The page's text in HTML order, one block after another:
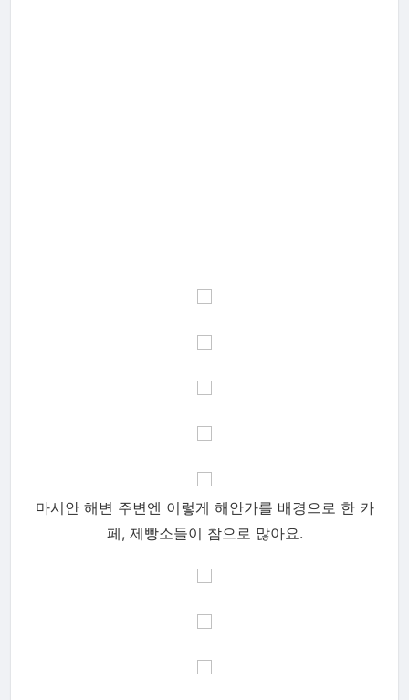
마시안 해변 주변엔 이렇게 해안가를 배경으로 한 카
페, 제빵소들이 참으로 많아요.